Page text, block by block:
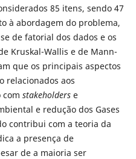
85 itens, sendo 47
à abordagem do problema,
de fatorial dos dados e os
Kruskal-Wallis e de Mann-
que os principais aspectos
relacionados aos
com stakeholders e
e redução dos Gases
contribui com a teoria da
a presença de
de a maioria ser